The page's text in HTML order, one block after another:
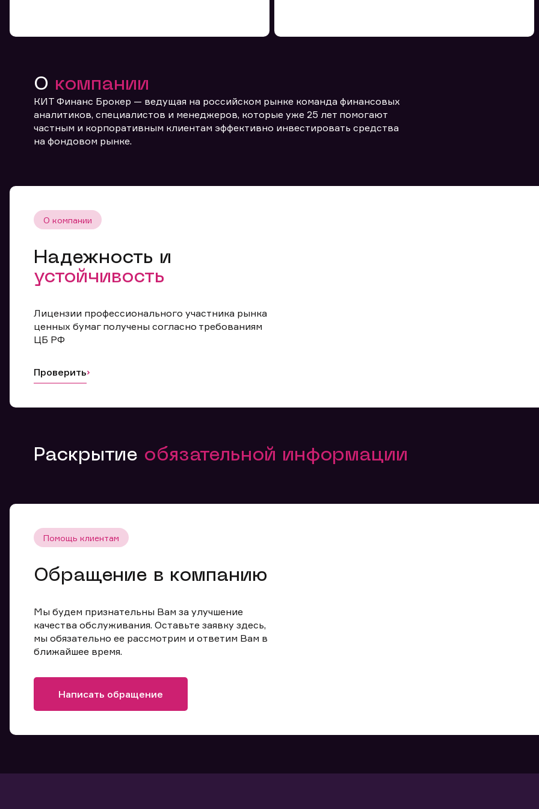
О компании
КИТ Финанс Брокер — ведущая на российском рынке команда финансовых
аналитиков, специалистов и менеджеров, которые уже 25 лет помогают
частным и корпоративным клиентам эффективно инвестировать средства
на фондовом рынке.
О компании
Надежность и
устойчивость
Лицензии профессионального участника рынка
ценных бумаг получены согласно требованиям
ЦБ РФ
Проверить
Раскрытие обязательной информации
Помощь клиентам
Обращение в компанию
Мы будем признательны Вам за улучшение
качества обслуживания. Оставьте заявку здесь,
мы обязательно ее рассмотрим и ответим Вам в
ближайшее время.
Написать обращение
Отправить заявку